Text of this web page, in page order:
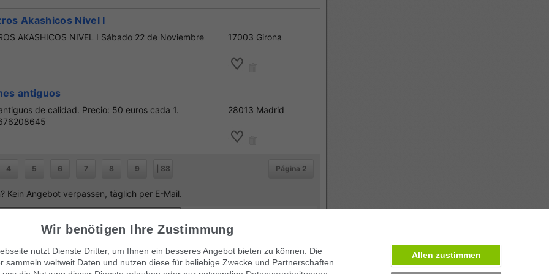
Akashicos Nivel I
AKASHICOS NIVEL I Sábado 22 de Noviembre
17003 Girona
antiguos
de calidad. Precio: 50 euros cada 1.
28013 Madrid
4 5 6 7 8 9 | 88 Página 2
Kein Angebot verpassen, täglich per E-Mail.
!
Wir benötigen Ihre Zustimmung
nutzt Dienste Dritter, um Ihnen ein besseres Angebot bieten zu können. Die
sammeln weltweit Daten und nutzen diese für beliebige Zwecke und Partnerschaften.
Allen zustimmen